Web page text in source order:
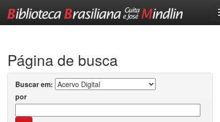
Página de busca
Buscar em:
por